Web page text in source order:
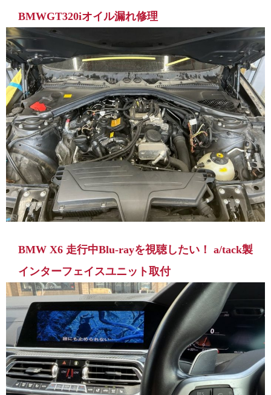
BMWGT320iオイル漏れ修理
BMW X6 走行中Blu-rayを視聴したい！ a/tack製
インターフェイスユニット取付